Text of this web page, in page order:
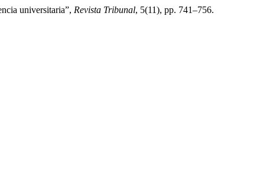
universitaria”, Revista Tribunal, 5(11), pp. 741–756.